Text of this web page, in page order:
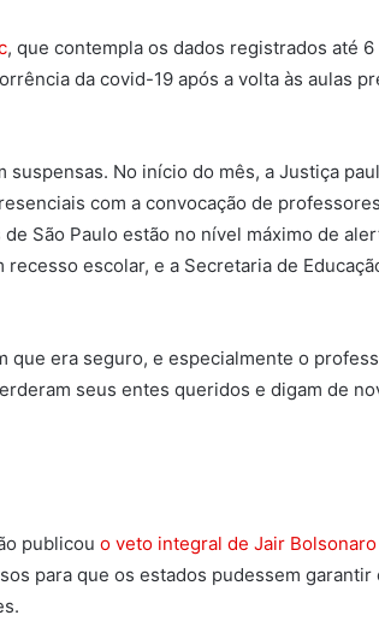
, que contempla os dados registrados até 6
da covid-19 após a volta às aulas
suspensas. No início do mês, a Justiça
com a convocação de
São Paulo estão no nível máximo de
escolar, e a Secretaria de
que era seguro, e especialmente o
seus entes queridos e digam de
publicou o veto integral de Jair
para que os estados pudessem garantir